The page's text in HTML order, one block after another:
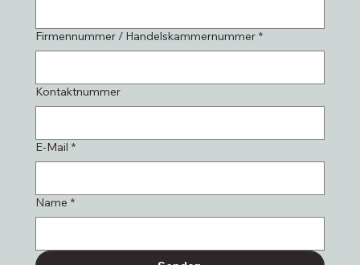
Firmennummer / Handelskammernummer *
Kontaktnummer
E-Mail *
Name *